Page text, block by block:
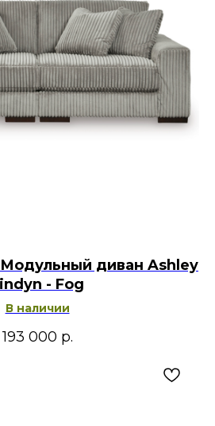
Модульный диван Ashley
- Fog
В наличии
193 000 р.